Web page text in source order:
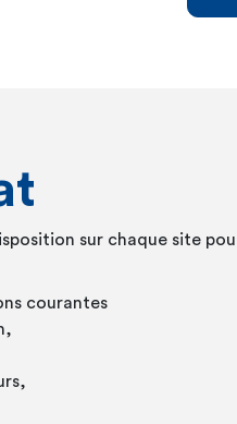
sur chaque site
courantes